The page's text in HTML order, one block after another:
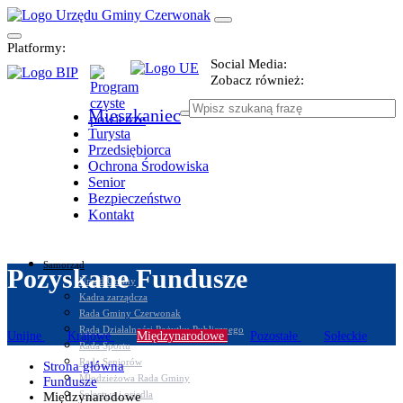
Platformy:
Social Media:
Zobacz również:
Mieszkaniec
Turysta
Przedsiębiorca
Ochrona Środowiska
Senior
Bezpieczeństwo
Kontakt
Samorząd
Urząd Gminy
Kadra zarządcza
Rada Gminy Czerwonak
Rada Działalności Pożytku Publicznego
Rada Sportu
Rada Seniorów
Młodzieżowa Rada Gminy
Sołectwa i osiedla
Pozyskane Fundusze
Unijne Krajowe Międzynarodowe Pozostałe Sołeckie
Strona główna
Fundusze
Międzynarodowe